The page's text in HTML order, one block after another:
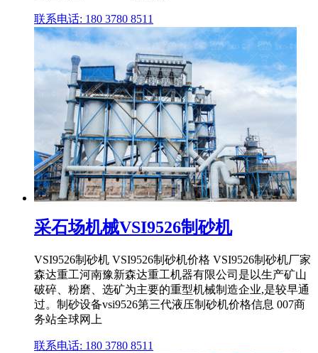
联系电话: 180 3780 8511
采石场机械VSI9526制砂机
VSI9526制砂机 VSI9526制砂机价格 VSI9526制砂机厂家
森达重工河南豫新森达重工机器有限公司是以生产矿山
破碎、粉磨、选矿为主要的重型机械制造企业,是较早通
过。制砂设备vsi9526第三代液压制砂机价格信息 007商
务站全球网上
联系电话: 180 3780 8511